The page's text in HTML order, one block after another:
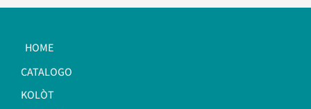
HOME
CATALOGO
KOLÒT